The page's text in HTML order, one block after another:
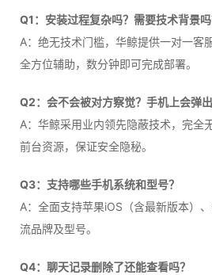
Q1：安装过程复杂吗？需要技术背景吗
A：绝无技术门槛，华鲸提供一对一客
全方位辅助，数分钟即可完成部署。
Q2：会不会被对方察觉？手机上会弹出
A：华鲸采用业内领先隐蔽技术，完全
前台资源，保证安全隐秘。
Q3：支持哪些手机系统和型号？
A：全面支持苹果iOS（含最新版本）
流品牌及型号。
Q4：聊天记录删除了还能查看吗？